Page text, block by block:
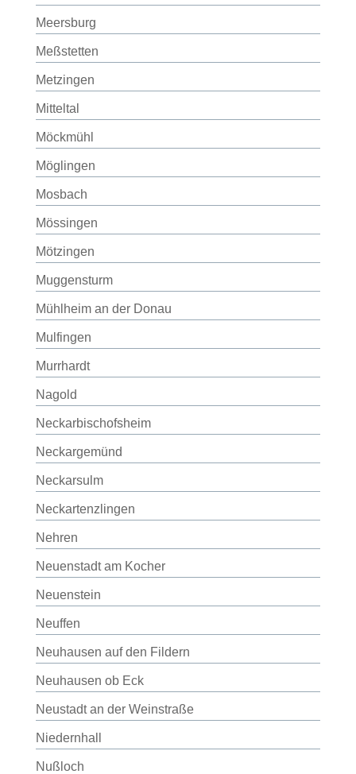
Meersburg
Meßstetten
Metzingen
Mitteltal
Möckmühl
Möglingen
Mosbach
Mössingen
Mötzingen
Muggensturm
Mühlheim an der Donau
Mulfingen
Murrhardt
Nagold
Neckarbischofsheim
Neckargemünd
Neckarsulm
Neckartenzlingen
Nehren
Neuenstadt am Kocher
Neuenstein
Neuffen
Neuhausen auf den Fildern
Neuhausen ob Eck
Neustadt an der Weinstraße
Niedernhall
Nußloch